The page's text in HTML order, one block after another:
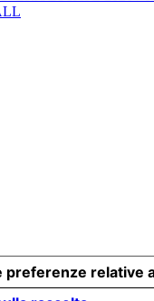
preferenze relative